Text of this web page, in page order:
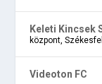
Keleti Kincsek
központ,
Videoton FC